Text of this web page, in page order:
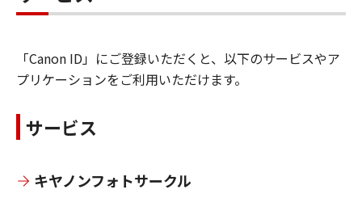
「Canon ID」にご登録いただくと、以下のサービスやア
プリケーションをご利用いただけます。
サービス
キヤノンフォトサークル